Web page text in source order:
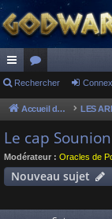
ac
co
ur
ci
or
u
s
Rechercher
Accueil du forum
Le cap Sounion
Modérateur : Oracles de
Nouveau sujet